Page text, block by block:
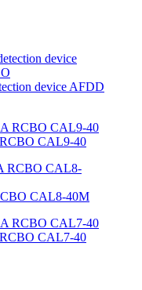
device AFDD
CAL9-40
CAL8-40M
CAL7-40